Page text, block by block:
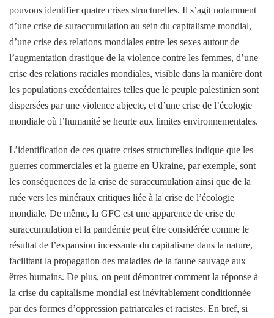
pouvons identifier quatre crises structurelles. Il s’agit notamment
d’une crise de suraccumulation au sein du capitalisme mondial,
d’une crise des relations mondiales entre les sexes autour de
l’augmentation drastique de la violence contre les femmes, d’une
crise des relations raciales mondiales, visible dans la manière dont
les populations excédentaires telles que le peuple palestinien sont
dispersées par une violence abjecte, et d’une crise de l’écologie
mondiale où l’humanité se heurte aux limites environnementales.
L’identification de ces quatre crises structurelles indique que les
guerres commerciales et la guerre en Ukraine, par exemple, sont
les conséquences de la crise de suraccumulation ainsi que de la
ruée vers les minéraux critiques liée à la crise de l’écologie
mondiale. De même, la GFC est une apparence de crise de
suraccumulation et la pandémie peut être considérée comme le
résultat de l’expansion incessante du capitalisme dans la nature,
facilitant la propagation des maladies de la faune sauvage aux
êtres humains. De plus, on peut démontrer comment la réponse à
la crise du capitalisme mondial est inévitablement conditionnée
par des formes d’oppression patriarcales et racistes. En bref, si